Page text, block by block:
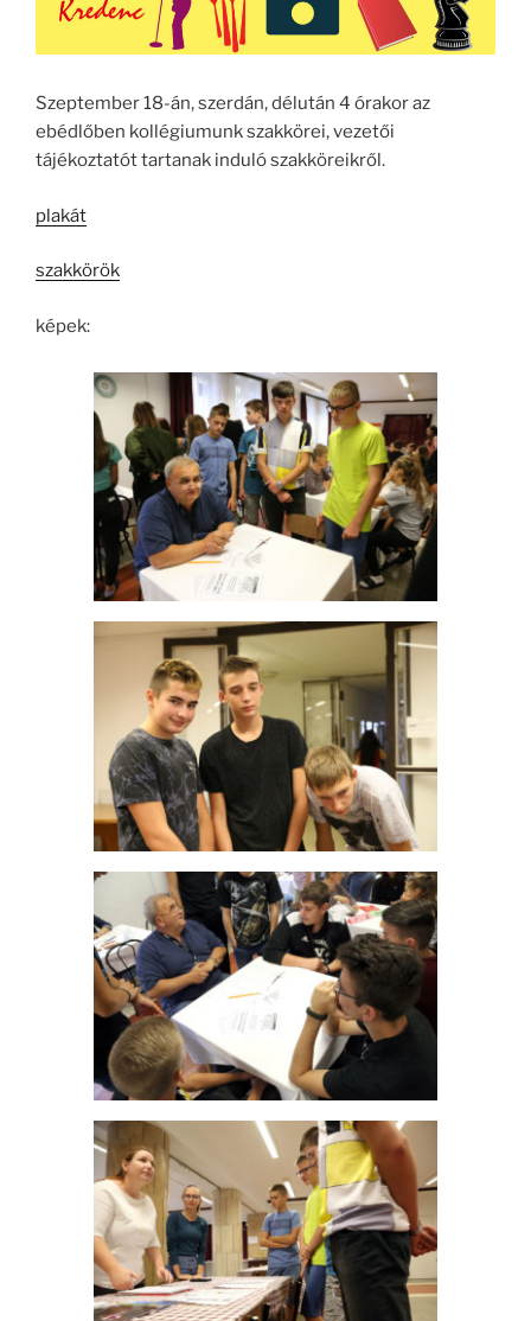
Szeptember 18-án, szerdán, délután 4 órakor az
ebédlőben kollégiumunk szakkörei, vezetői
tájékoztatót tartanak induló szakköreikről.
plakát
szakkörök
képek: